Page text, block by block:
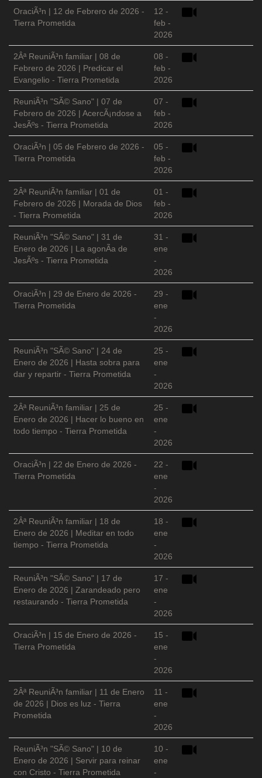
OraciÃ³n | 12 de Febrero de 2026 -
Tierra Prometida
12 -
feb -
2026
2Âª ReuniÃ³n familiar | 08 de
Febrero de 2026 | Predicar el
Evangelio - Tierra Prometida
08 -
feb -
2026
ReuniÃ³n "SÃ© Sano" | 07 de
Febrero de 2026 | AcercÃ¡ndose a
JesÃºs - Tierra Prometida
07 -
feb -
2026
OraciÃ³n | 05 de Febrero de 2026 -
Tierra Prometida
05 -
feb -
2026
2Âª ReuniÃ³n familiar | 01 de
Febrero de 2026 | Morada de Dios
- Tierra Prometida
01 -
feb -
2026
ReuniÃ³n "SÃ© Sano" | 31 de
Enero de 2026 | La agonÃ­a de
JesÃºs - Tierra Prometida
31 -
ene
-
2026
OraciÃ³n | 29 de Enero de 2026 -
Tierra Prometida
29 -
ene
-
2026
ReuniÃ³n "SÃ© Sano" | 24 de
Enero de 2026 | Hasta sobra para
dar y repartir - Tierra Prometida
25 -
ene
-
2026
2Âª ReuniÃ³n familiar | 25 de
Enero de 2026 | Hacer lo bueno en
todo tiempo - Tierra Prometida
25 -
ene
-
2026
OraciÃ³n | 22 de Enero de 2026 -
Tierra Prometida
22 -
ene
-
2026
2Âª ReuniÃ³n familiar | 18 de
Enero de 2026 | Meditar en todo
tiempo - Tierra Prometida
18 -
ene
-
2026
ReuniÃ³n "SÃ© Sano" | 17 de
Enero de 2026 | Zarandeado pero
restaurando - Tierra Prometida
17 -
ene
-
2026
OraciÃ³n | 15 de Enero de 2026 -
Tierra Prometida
15 -
ene
-
2026
2Âª ReuniÃ³n familiar | 11 de Enero
de 2026 | Dios es luz - Tierra
Prometida
11 -
ene
-
2026
ReuniÃ³n "SÃ© Sano" | 10 de
Enero de 2026 | Servir para reinar
con Cristo - Tierra Prometida
10 -
ene
-